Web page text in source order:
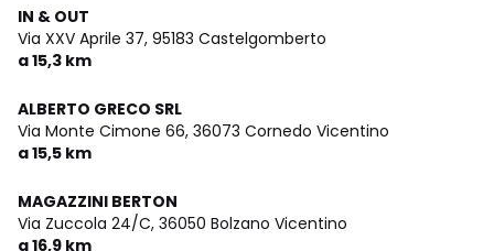
IN & OUT
Via XXV Aprile 37, 95183 Castelgomberto
a 15,3 km
ALBERTO GRECO SRL
Via Monte Cimone 66, 36073 Cornedo Vicentino
a 15,5 km
MAGAZZINI BERTON
Via Zuccola 24/C, 36050 Bolzano Vicentino
a 16,9 km